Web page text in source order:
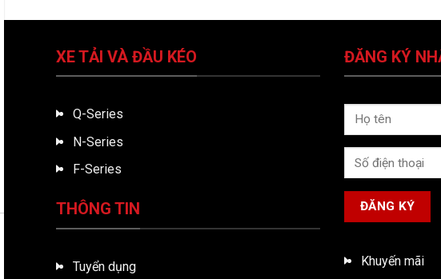
XE TẢI VÀ ĐẦU KÉO
Q-Series
N-Series
F-Series
THÔNG TIN
Tuyển dụng
ĐĂNG KÝ
Khuyến mãi